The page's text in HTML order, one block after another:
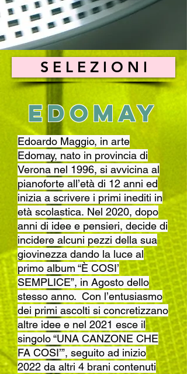
S E L E Z I O N I
Edomay
Edoardo Maggio, in arte
Edomay, nato in provincia di
Verona nel 1996, si avvicina al
pianoforte all’età di 12 anni ed
inizia a scrivere i primi inediti in
età scolastica. Nel 2020, dopo
anni di idee e pensieri, decide di
incidere alcuni pezzi della sua
giovinezza dando la luce al
primo album “È COSI’
SEMPLICE”, in Agosto dello
stesso anno. Con l’entusiasmo
dei primi ascolti si concretizzano
altre idee e nel 2021 esce il
singolo “UNA CANZONE CHE
FA COSI’”, seguito ad inizio
2022 da altri 4 brani contenuti